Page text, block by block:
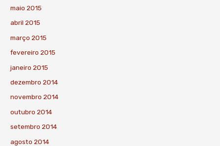
maio 2015
abril 2015
março 2015
fevereiro 2015
janeiro 2015
dezembro 2014
novembro 2014
outubro 2014
setembro 2014
agosto 2014